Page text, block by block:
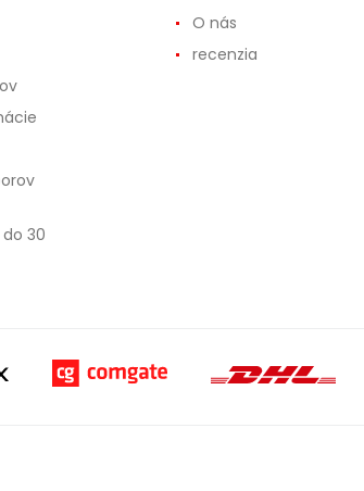
30
O nás
recenzia